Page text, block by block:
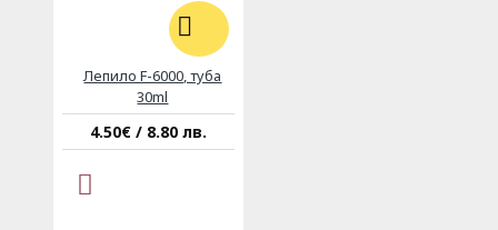
Лепило F-6000, туба
30ml
4.50€ / 8.80 лв.